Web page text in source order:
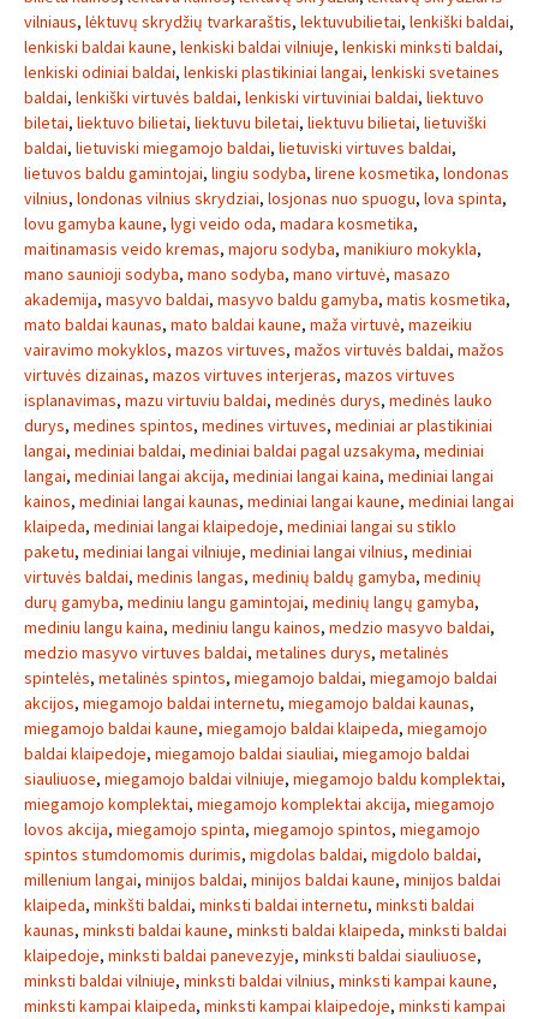
vilniaus, lėktuvų skrydžių tvarkaraštis, lektuvubilietai, lenkiški baldai,
lenkiski baldai kaune, lenkiski baldai vilniuje, lenkiski minksti baldai,
lenkiski odiniai baldai, lenkiski plastikiniai langai, lenkiski svetaines
baldai, lenkiški virtuvės baldai, lenkiski virtuviniai baldai, liektuvo
biletai, liektuvo bilietai, liektuvu biletai, liektuvu bilietai, lietuviški
baldai, lietuviski miegamojo baldai, lietuviski virtuves baldai,
lietuvos baldu gamintojai, lingiu sodyba, lirene kosmetika, londonas
vilnius, londonas vilnius skrydziai, losjonas nuo spuogu, lova spinta,
lovu gamyba kaune, lygi veido oda, madara kosmetika,
maitinamasis veido kremas, majoru sodyba, manikiuro mokykla,
mano saunioji sodyba, mano sodyba, mano virtuvė, masazo
akademija, masyvo baldai, masyvo baldu gamyba, matis kosmetika,
mato baldai kaunas, mato baldai kaune, maža virtuvė, mazeikiu
vairavimo mokyklos, mazos virtuves, mažos virtuvės baldai, mažos
virtuvės dizainas, mazos virtuves interjeras, mazos virtuves
isplanavimas, mazu virtuviu baldai, medinės durys, medinės lauko
durys, medines spintos, medines virtuves, mediniai ar plastikiniai
langai, mediniai baldai, mediniai baldai pagal uzsakyma, mediniai
langai, mediniai langai akcija, mediniai langai kaina, mediniai langai
kainos, mediniai langai kaunas, mediniai langai kaune, mediniai langai
klaipeda, mediniai langai klaipedoje, mediniai langai su stiklo
paketu, mediniai langai vilniuje, mediniai langai vilnius, mediniai
virtuvės baldai, medinis langas, medinių baldų gamyba, medinių
durų gamyba, mediniu langu gamintojai, medinių langų gamyba,
mediniu langu kaina, mediniu langu kainos, medzio masyvo baldai,
medzio masyvo virtuves baldai, metalines durys, metalinės
spintelės, metalinės spintos, miegamojo baldai, miegamojo baldai
akcijos, miegamojo baldai internetu, miegamojo baldai kaunas,
miegamojo baldai kaune, miegamojo baldai klaipeda, miegamojo
baldai klaipedoje, miegamojo baldai siauliai, miegamojo baldai
siauliuose, miegamojo baldai vilniuje, miegamojo baldu komplektai,
miegamojo komplektai, miegamojo komplektai akcija, miegamojo
lovos akcija, miegamojo spinta, miegamojo spintos, miegamojo
spintos stumdomomis durimis, migdolas baldai, migdolo baldai,
millenium langai, minijos baldai, minijos baldai kaune, minijos baldai
klaipeda, minkšti baldai, minksti baldai internetu, minksti baldai
kaunas, minksti baldai kaune, minksti baldai klaipeda, minksti baldai
klaipedoje, minksti baldai panevezyje, minksti baldai siauliuose,
minksti baldai vilniuje, minksti baldai vilnius, minksti kampai kaune,
minksti kampai klaipeda, minksti kampai klaipedoje, minksti kampai